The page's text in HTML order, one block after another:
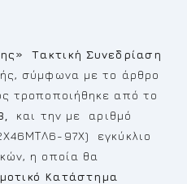
Τακτική Συνεδρίαση
σύμφωνα με το άρθρο
τροποποιήθηκε από το
και την με αριθμό
97Χ) εγκύκλιο
η οποία θα
Κατάστημα